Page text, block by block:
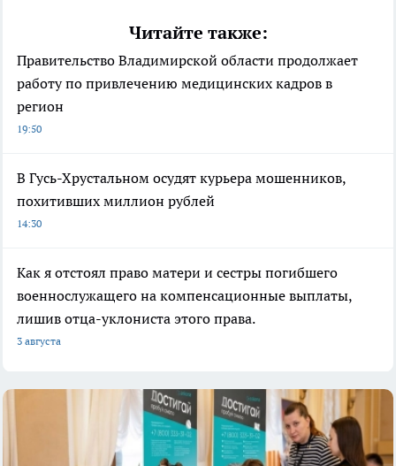
Читайте также:
Правительство Владимирской области продолжает
работу по привлечению медицинских кадров в
регион
19:50
В Гусь-Хрустальном осудят курьера мошенников,
похитивших миллион рублей
14:30
Как я отстоял право матери и сестры погибшего
военнослужащего на компенсационные выплаты,
лишив отца-уклониста этого права.
3 августа